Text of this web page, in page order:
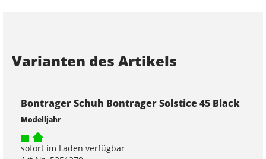
Varianten des Artikels
Bontrager Schuh Bontrager Solstice 45 Black
Modelljahr
sofort im Laden verfügbar